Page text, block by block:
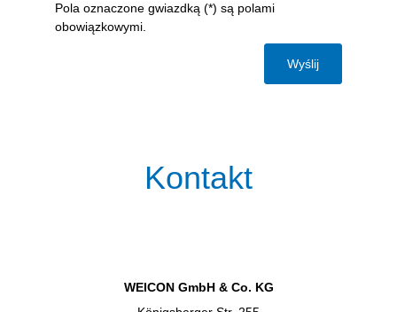
Pola oznaczone gwiazdką (*) są polami
obowiązkowymi.
Wyślij
Kontakt
WEICON GmbH & Co. KG